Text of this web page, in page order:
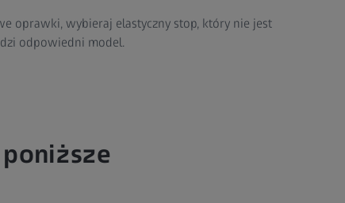
oprawki, wybieraj elastyczny stop, który nie jest
odpowiedni model.